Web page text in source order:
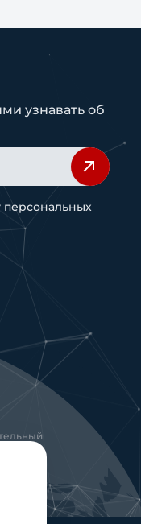
узнавать об
персональных